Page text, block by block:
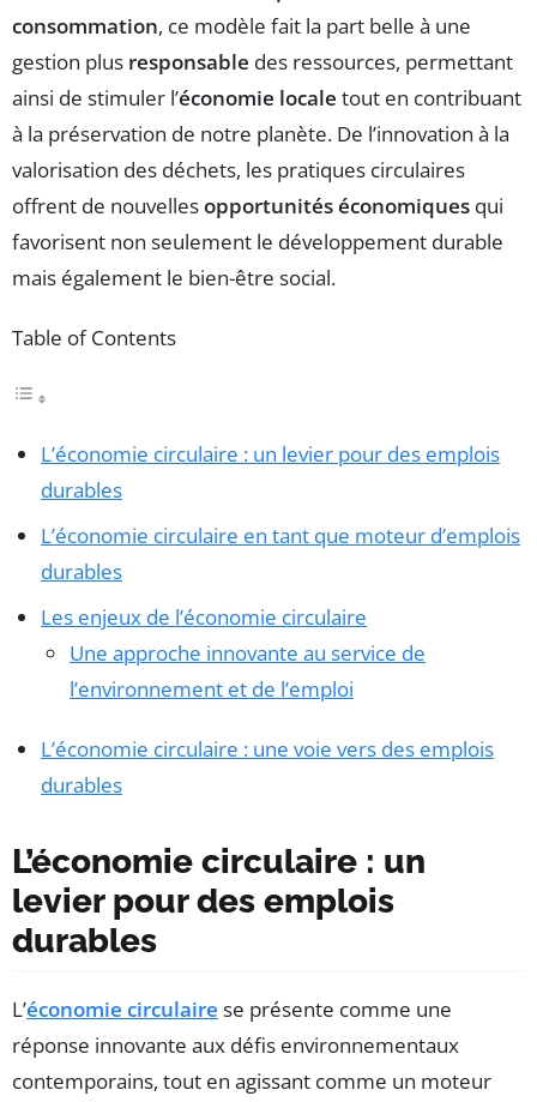
consommation, ce modèle fait la part belle à une
gestion plus responsable des ressources, permettant
ainsi de stimuler l’économie locale tout en contribuant
à la préservation de notre planète. De l’innovation à la
valorisation des déchets, les pratiques circulaires
offrent de nouvellesopportunités économiques qui
favorisent non seulement le développement durable
mais également le bien-être social.
Table of Contents
L’économie circulaire : un levier pour des emplois
durables
L’économie circulaire en tant que moteur d’emplois
durables
Les enjeux de l’économie circulaire
Une approche innovante au service de
l’environnement et de l’emploi
L’économie circulaire : une voie vers des emplois
durables
L’économie circulaire : un
levier pour des emplois
durables
L’économie circulaire se présente comme une
réponse innovante aux défis environnementaux
contemporains, tout en agissant comme un moteur